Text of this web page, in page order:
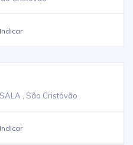
Indicar
, São Cristóvão
Indicar